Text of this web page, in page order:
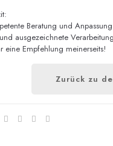
Beratung und
ausgezeichnete
eine Empfehlung meinerseits!
Zurück zu